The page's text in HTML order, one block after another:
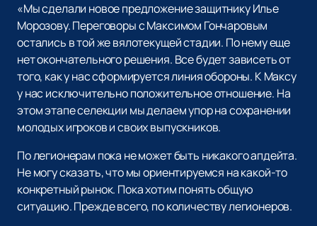
«Мы сделали новое предложение защитнику Илье
Морозову. Переговоры с Максимом Гончаровым
остались в той же вялотекущей стадии. По нему еще
нет окончательного решения. Все будет зависеть от
того, как у нас сформируется линия обороны. К Максу
у нас исключительно положительное отношение. На
этом этапе селекции мы делаем упор на сохранении
молодых игроков и своих выпускников.
По легионерам пока не может быть никакого апдейта.
Не могу сказать, что мы ориентируемся на какой-то
конкретный рынок. Пока хотим понять общую
ситуацию. Прежде всего, по количеству легионеров.